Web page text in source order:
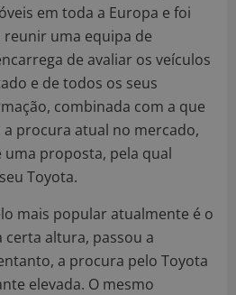
em toda a Europa e foi
uma equipa de
de avaliar os veículos
e de todos os seus
combinada com a que
procura atual no mercado,
proposta, pela qual
Toyota.
mais popular atualmente é o
certa altura, passou a
a procura pelo Toyota
elevada. O mesmo